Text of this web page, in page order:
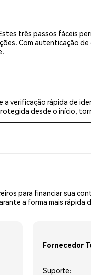
três passos fáceis
Com autenticação de
a verificação rápida de
desde o início,
para financiar sua
a forma mais rápida
Fornecedor
Suporte: